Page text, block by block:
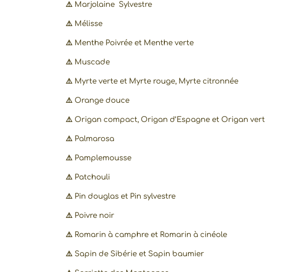
⚠️ Marjolaine Sylvestre
⚠️ Mélisse
⚠️ Menthe Poivrée et Menthe verte
⚠️ Muscade
⚠️ Myrte verte et Myrte rouge, Myrte citronnée
⚠️ Orange douce
⚠️ Origan compact, Origan d’Espagne et Origan vert
⚠️ Palmarosa
⚠️ Pamplemousse
⚠️ Patchouli
⚠️ Pin douglas et Pin sylvestre
⚠️ Poivre noir
⚠️ Romarin à camphre et Romarin à cinéole
⚠️ Sapin de Sibérie et Sapin baumier